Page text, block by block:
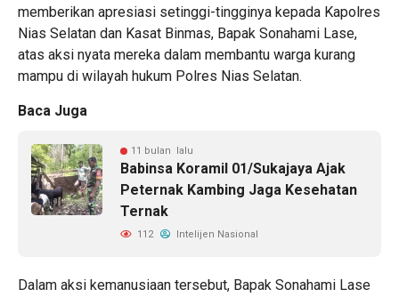
memberikan apresiasi setinggi-tingginya kepada Kapolres
Nias Selatan dan Kasat Binmas, Bapak Sonahami Lase,
atas aksi nyata mereka dalam membantu warga kurang
mampu di wilayah hukum Polres Nias Selatan.
Baca Juga
11 bulan lalu
Babinsa Koramil 01/Sukajaya Ajak
Peternak Kambing Jaga Kesehatan
Ternak
112 Intelijen Nasional
Dalam aksi kemanusiaan tersebut, Bapak Sonahami Lase